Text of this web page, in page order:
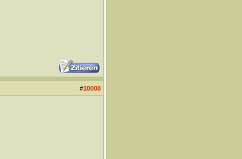
#10008